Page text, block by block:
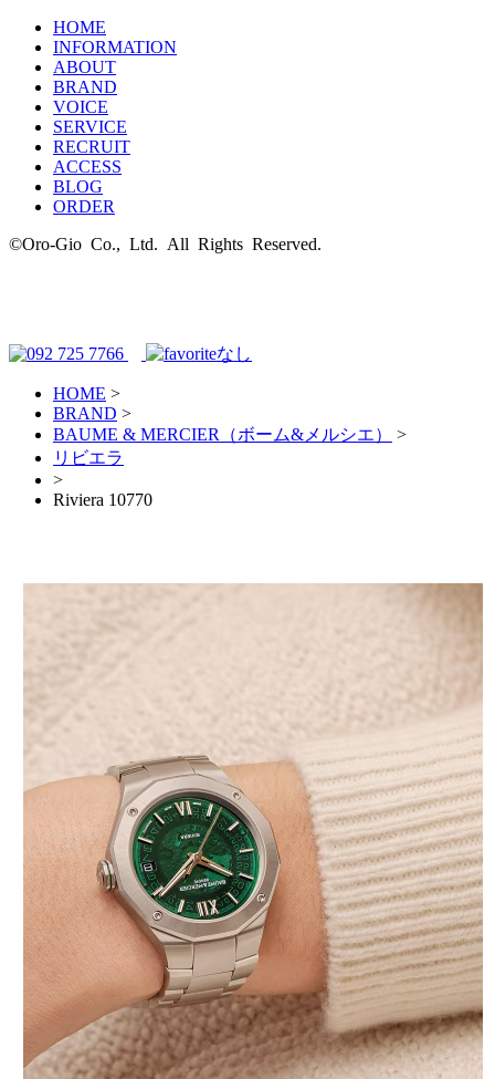
HOME
INFORMATION
ABOUT
BRAND
VOICE
SERVICE
RECRUIT
ACCESS
BLOG
ORDER
©Oro-Gio Co., Ltd. All Rights Reserved.
HOME >
BRAND >
BAUME & MERCIER（ボーム&メルシエ）
>
リビエラ
>
Riviera 10770